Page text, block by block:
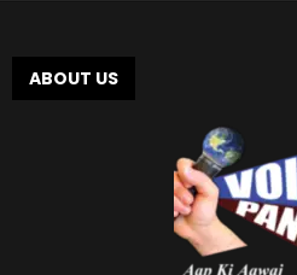
ABOUT US